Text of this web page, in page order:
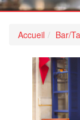
Accueil Bar/